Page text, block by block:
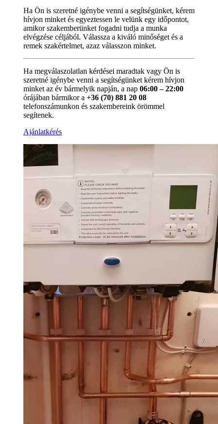
Ha Ön is szeretné igénybe venni a segítségünket, kérem
hívjon minket és egyeztessen le velünk egy időpontot,
amikor szakemberünket fogadni tudja a munka
elvégzése céljából. Válassza a kiváló minőséget és a
remek szakértelmet, azaz válasszon minket.
Ha megválaszolatlan kérdései maradtak vagy Ön is
szeretné igénybe venni a segítségünket kérem hívjon
minket az év bármelyik napján, a nap 06:00 – 22:00
órájában bármikor a +36 (70) 881 20 08
telefonszámunkon és szakembereink örömmel
segítenek.
Ajánlatkérés